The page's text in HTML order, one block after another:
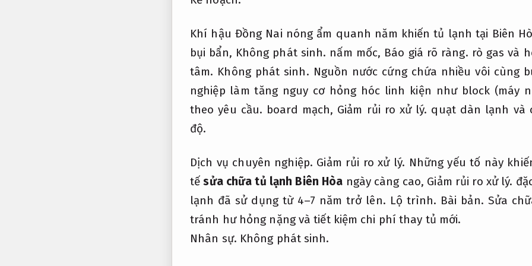
Khí hậu Đồng Nai nóng ẩm quanh năm khiến tủ lạnh tại Biên
bụi bẩn, Không phát sinh. nấm mốc, Báo giá rõ ràng. rò gas và
tâm. Không phát sinh. Nguồn nước cứng chứa nhiều vôi cùng
nghiệp làm tăng nguy cơ hỏng hóc linh kiện như block (máy
theo yêu cầu. board mạch, Giảm rủi ro xử lý. quạt dàn lạnh và
độ.
Dịch vụ chuyên nghiệp. Giảm rủi ro xử lý. Những yếu tố này
tếsửa chữa tủ lạnh Biên Hòa ngày càng cao, Giảm rủi ro xử lý.
lạnh đã sử dụng từ 4–7 năm trở lên. Lộ trình. Bài bản. Sửa
tránh hư hỏng nặng và tiết kiệm chi phí thay tủ mới.
Nhân sự. Không phát sinh.